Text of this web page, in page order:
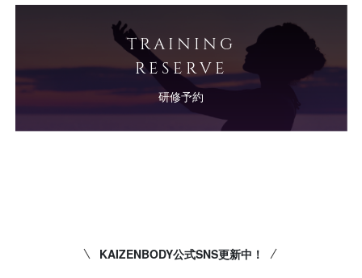
TRAINING
RESERVE
研修予約
KAIZENBODY公式SNS更新中！